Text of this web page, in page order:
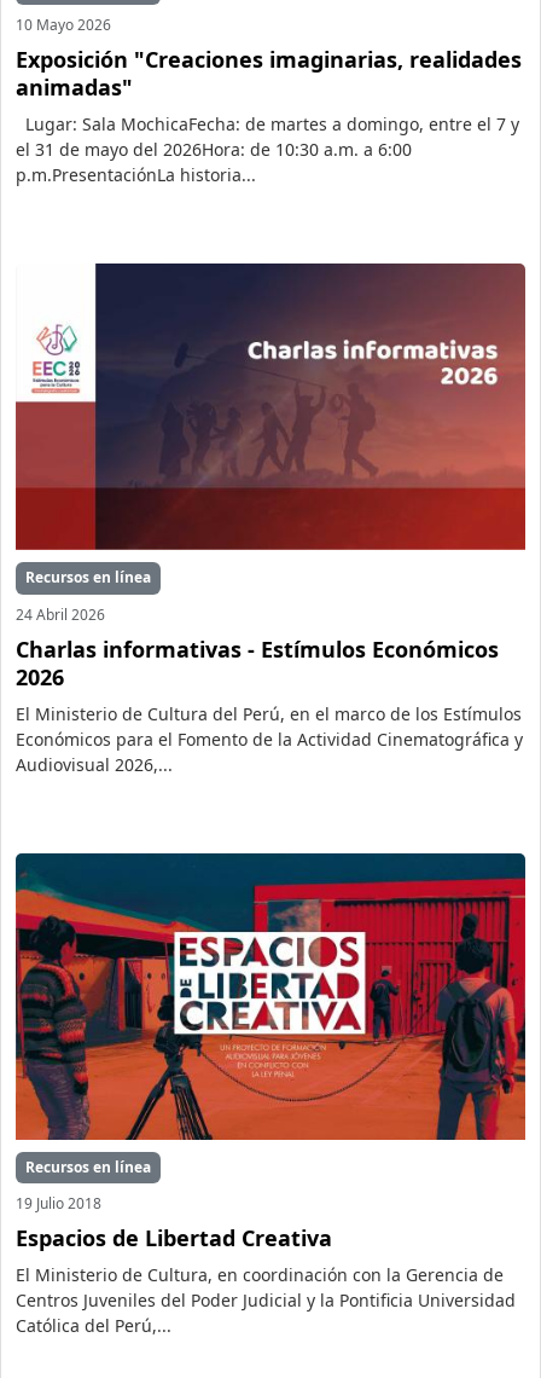
10 Mayo 2026
Exposición "Creaciones imaginarias, realidades
animadas"
Lugar: Sala MochicaFecha: de martes a domingo, entre el 7 y
el 31 de mayo del 2026Hora: de 10:30 a.m. a 6:00
p.m.PresentaciónLa historia...
Recursos en línea
24 Abril 2026
Charlas informativas - Estímulos Económicos
2026
El Ministerio de Cultura del Perú, en el marco de los Estímulos
Económicos para el Fomento de la Actividad Cinematográfica y
Audiovisual 2026,...
Recursos en línea
19 Julio 2018
Espacios de Libertad Creativa
El Ministerio de Cultura, en coordinación con la Gerencia de
Centros Juveniles del Poder Judicial y la Pontificia Universidad
Católica del Perú,...